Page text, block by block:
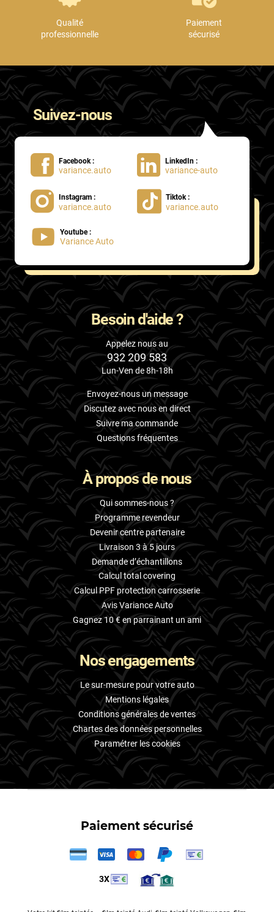
Qualité
professionnelle
Paiement
sécurisé
Suivez-nous
Facebook :
variance.auto
LinkedIn :
variance-auto
Instagram :
variance.auto
Tiktok :
variance.auto
Youtube :
Variance Auto
Besoin d'aide ?
Appelez nous au
932 209 583
Lun-Ven de 8h-18h
Envoyez-nous un message
Discutez avec nous en direct
Suivre ma commande
Questions fréquentes
À propos de nous
Qui sommes-nous ?
Programme revendeur
Devenir centre partenaire
Livraison 3 à 5 jours
Demande d’échantillons
Calcul total covering
Calcul PPF protection carrosserie
Avis Variance Auto
Gagnez 10 € en parrainant un ami
Nos engagements
Le sur-mesure pour votre auto
Mentions légales
Conditions générales de ventes
Chartes des données personnelles
Paramétrer les cookies
Paiement sécurisé
3X